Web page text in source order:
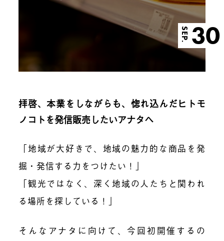
SEP. 30
拝啓、本業をしながらも、惚れ込んだヒトモ
ノコトを発信販売したいアナタヘ
「地域が大好きで、地域の魅力的な商品を発
掘・発信する力をつけたい！」
「観光ではなく、深く地域の人たちと関われ
る場所を探している！」
そんなアナタに向けて、今回初開催するの